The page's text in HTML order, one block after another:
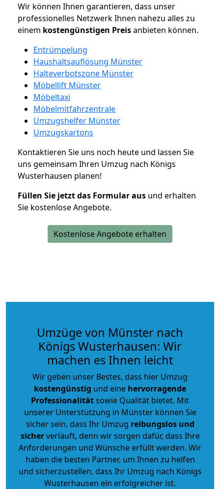
Wir können Ihnen garantieren, dass unser
professionelles Netzwerk Ihnen nahezu alles zu
einem kostengünstigen Preisanbieten können.
Entrümpelung
Haushaltsauflösung Münster
Halteverbotszone Münster
Möbellift Münster
Möbeltaxi
Möbelmitfahrzentrale
Umzugshelfer Münster
Umzugskartons
Kontaktieren Sie uns noch heute und lassen Sie
uns gemeinsam Ihren Umzug nach Königs
Wusterhausen planen!
Füllen Sie jetzt das Formular aus und erhalten
Sie kostenlose Angebote.
Kostenlose Angebote erhalten
Umzüge von Münster nach
Königs Wusterhausen: Wir
machen es Ihnen leicht
Wir geben unser Bestes, dass hier Umzug
kostengünstig und eine hervorragende
Professionalitätsowie Qualität bietet. Mit
unserer Unterstützung in Münster können Sie
sicher sein, dass Ihr Umzug reibungslos und
sicherverläuft, denn wir sorgen dafür, dass Ihre
Anforderungen und Wünsche erfüllt werden. Wir
haben die besten Partner, um Ihnen zu helfen
und sicherzustellen, dass Ihr Umzug nach Königs
Wusterhausen ein erfolgreicher ist.